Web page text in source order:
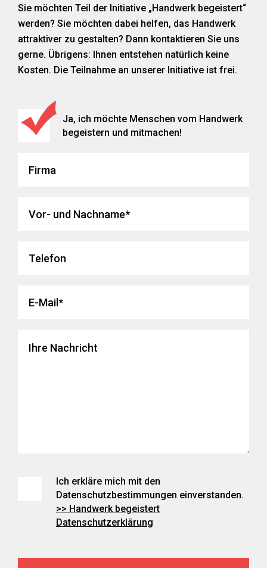
Sie möchten Teil der Initiative „Handwerk begeistert“
werden? Sie möchten dabei helfen, das Handwerk
attraktiver zu gestalten? Dann kontaktieren Sie uns
gerne. Übrigens: Ihnen entstehen natürlich keine
Kosten. Die Teilnahme an unserer Initiative ist frei.
Ja, ich möchte Menschen vom Handwerk
begeistern und mitmachen!
Ich erkläre mich mit den
Datenschutzbestimmungen einverstanden.
>> Handwerk begeistert
Datenschutzerklärung